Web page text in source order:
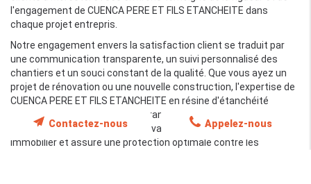
l'engagement de CUENCA PERE ET FILS ETANCHEITE dans
chaque projet entrepris.
Notre engagement envers la satisfaction client se traduit par
une communication transparente, un suivi personnalisé des
chantiers et un souci constant de la qualité. Que vous ayez un
projet de rénovation ou une nouvelle construction, l'expertise de
CUENCA PERE ET FILS ETANCHEITE en résine d'étanchéité
décorative à Morestel est la garantie d'un résultat durable, à la
fonctionnel et esthétique
, qui valorise votre patrimoine
immobilier et assure une protection optimale contre les
Appelez-nous
Contactez-nous